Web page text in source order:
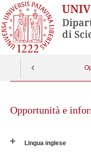
contentOpportunità e
Lingua inglese